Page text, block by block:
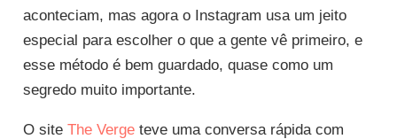
aconteciam, mas agora o Instagram usa um jeito
especial para escolher o que a gente vê primeiro, e
esse método é bem guardado, quase como um
segredo muito importante.
O site The Vergeteve uma conversa rápida com